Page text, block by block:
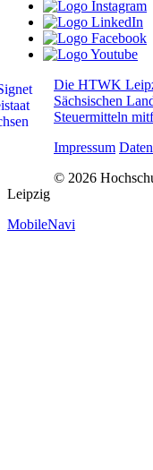
Die HTWK
Sächsischen
Steuermitteln
Impressum
© 2026
Leipzig
MobileNavi